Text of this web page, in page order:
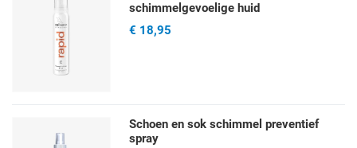
schimmelgevoelige huid
€ 18,95
Schoen en sok schimmel preventief
spray